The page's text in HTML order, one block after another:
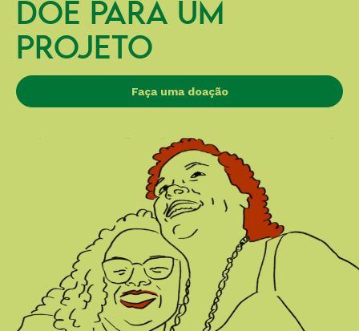
DOE PARA UM
PROJETO
Faça uma doação